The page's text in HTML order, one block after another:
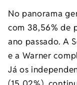
No panorama
com 38,56% de
ano passado. A
e a Warner
Já os